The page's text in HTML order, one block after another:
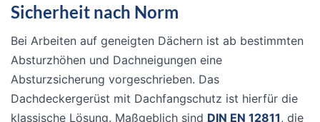
Sicherheit nach Norm
Bei Arbeiten auf geneigten Dächern ist ab bestimmten
Absturzhöhen und Dachneigungen eine
Absturzsicherung vorgeschrieben. Das
Dachdeckergerüst mit Dachfangschutz ist hierfür die
klassische Lösung. Maßgeblich sind DIN EN 12811, die